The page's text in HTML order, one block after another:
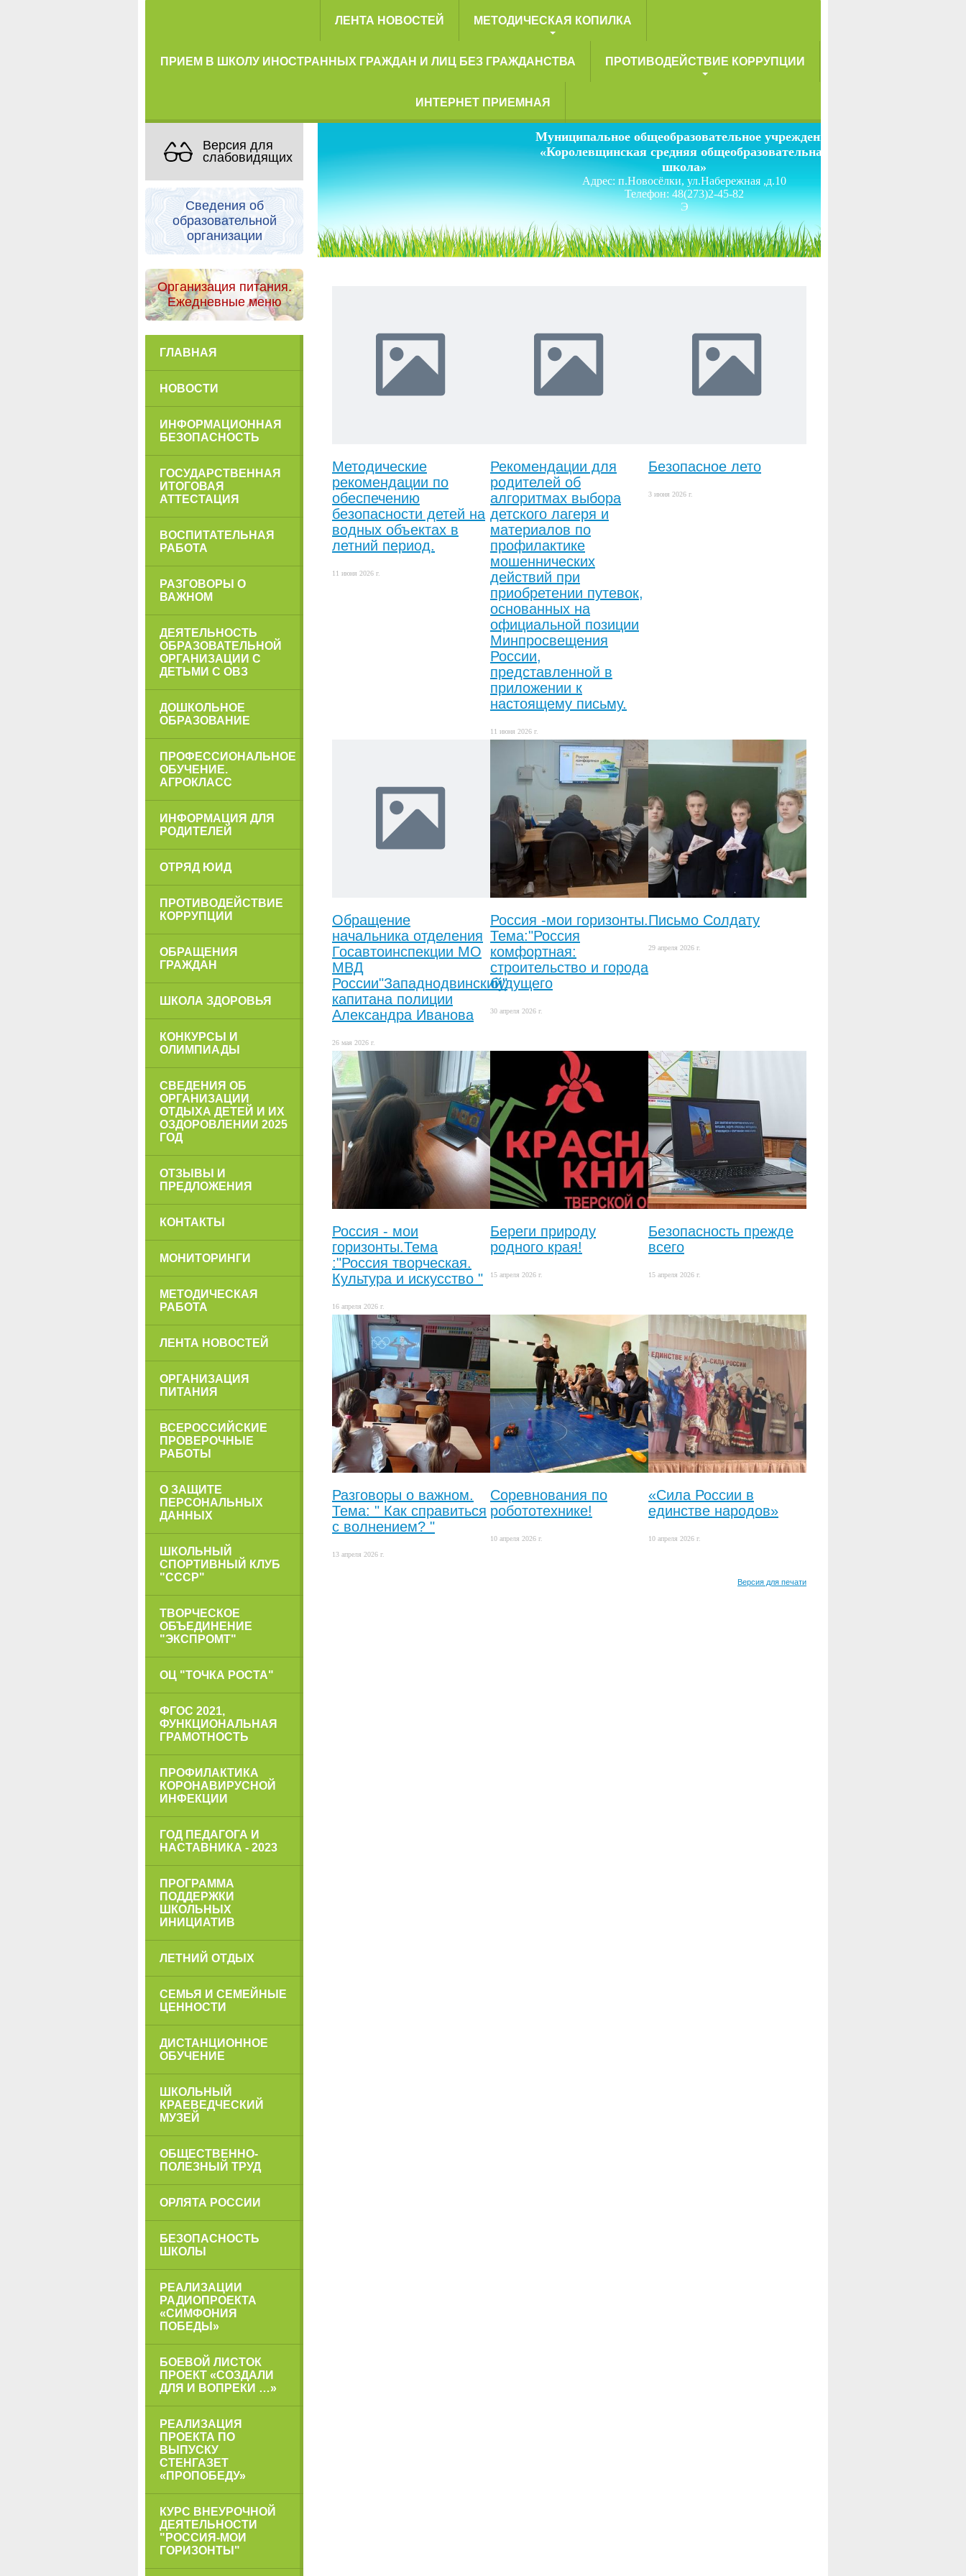
ЛЕНТА НОВОСТЕЙ МЕТОДИЧЕСКАЯ КОПИЛКА
ПРИЕМ В ШКОЛУ ИНОСТРАННЫХ ГРАЖДАН И ЛИЦ БЕЗ ГРАЖДАНСТВА ПРОТИВОДЕЙСТВИЕ КОРРУПЦИИ
ИНТЕРНЕТ ПРИЕМНАЯ
Версия для
слабовидящих
Сведения об
образовательной
организации
Организация питания.
Ежедневные меню
ГЛАВНАЯ
НОВОСТИ
ИНФОРМАЦИОННАЯ
БЕЗОПАСНОСТЬ
ГОСУДАРСТВЕННАЯ
ИТОГОВАЯ
АТТЕСТАЦИЯ
ВОСПИТАТЕЛЬНАЯ
РАБОТА
РАЗГОВОРЫ О
ВАЖНОМ
ДЕЯТЕЛЬНОСТЬ
ОБРАЗОВАТЕЛЬНОЙ
ОРГАНИЗАЦИИ С
ДЕТЬМИ С ОВЗ
ДОШКОЛЬНОЕ
ОБРАЗОВАНИЕ
ПРОФЕССИОНАЛЬНОЕ
ОБУЧЕНИЕ.
АГРОКЛАСС
ИНФОРМАЦИЯ ДЛЯ
РОДИТЕЛЕЙ
ОТРЯД ЮИД
ПРОТИВОДЕЙСТВИЕ
КОРРУПЦИИ
ОБРАЩЕНИЯ
ГРАЖДАН
ШКОЛА ЗДОРОВЬЯ
КОНКУРСЫ И
ОЛИМПИАДЫ
СВЕДЕНИЯ ОБ
ОРГАНИЗАЦИИ
ОТДЫХА ДЕТЕЙ И ИХ
ОЗДОРОВЛЕНИИ 2025
ГОД
ОТЗЫВЫ И
ПРЕДЛОЖЕНИЯ
КОНТАКТЫ
МОНИТОРИНГИ
МЕТОДИЧЕСКАЯ
РАБОТА
ЛЕНТА НОВОСТЕЙ
ОРГАНИЗАЦИЯ
ПИТАНИЯ
ВСЕРОССИЙСКИЕ
ПРОВЕРОЧНЫЕ
РАБОТЫ
О ЗАЩИТЕ
ПЕРСОНАЛЬНЫХ
ДАННЫХ
ШКОЛЬНЫЙ
СПОРТИВНЫЙ КЛУБ
"СССР"
ТВОРЧЕСКОЕ
ОБЪЕДИНЕНИЕ
"ЭКСПРОМТ"
ОЦ "ТОЧКА РОСТА"
ФГОС 2021,
ФУНКЦИОНАЛЬНАЯ
ГРАМОТНОСТЬ
ПРОФИЛАКТИКА
КОРОНАВИРУСНОЙ
ИНФЕКЦИИ
ГОД ПЕДАГОГА И
НАСТАВНИКА - 2023
ПРОГРАММА
ПОДДЕРЖКИ
ШКОЛЬНЫХ
ИНИЦИАТИВ
ЛЕТНИЙ ОТДЫХ
СЕМЬЯ И СЕМЕЙНЫЕ
ЦЕННОСТИ
ДИСТАНЦИОННОЕ
ОБУЧЕНИЕ
ШКОЛЬНЫЙ
КРАЕВЕДЧЕСКИЙ
МУЗЕЙ
ОБЩЕСТВЕННО-
ПОЛЕЗНЫЙ ТРУД
ОРЛЯТА РОССИИ
БЕЗОПАСНОСТЬ
ШКОЛЫ
РЕАЛИЗАЦИИ
РАДИОПРОЕКТА
«СИМФОНИЯ
ПОБЕДЫ»
БОЕВОЙ ЛИСТОК
ПРОЕКТ «СОЗДАЛИ
ДЛЯ И ВОПРЕКИ …»
РЕАЛИЗАЦИЯ
ПРОЕКТА ПО
ВЫПУСКУ
СТЕНГАЗЕТ
«ПРОПОБЕДУ»
КУРС ВНЕУРОЧНОЙ
ДЕЯТЕЛЬНОСТИ
"РОССИЯ-МОИ
ГОРИЗОНТЫ"
Муниципальное общеобразовательное учреждение
«Королевщинская средняя общеобразовательная
школа»
Адрес: п.Новосёлки, ул.Набережная ,д.10
Телефон: 48(273)2-45-82
Э
Методические
рекомендации по
обеспечению
безопасности детей на
водных объектах в
летний период.
11 июня 2026 г.
Рекомендации для
родителей об
алгоритмах выбора
детского лагеря и
материалов по
профилактике
мошеннических
действий при
приобретении путевок,
основанных на
официальной позиции
Минпросвещения
России,
представленной в
приложении к
настоящему письму.
11 июня 2026 г.
Безопасное лето
3 июня 2026 г.
Обращение
начальника отделения
Госавтоинспекции МО
МВД
России"Западнодвинский"
капитана полиции
Александра Иванова
26 мая 2026 г.
Россия -мои горизонты.
Тема:"Россия
комфортная:
строительство и города
будущего
30 апреля 2026 г.
Письмо Солдату
29 апреля 2026 г.
Россия - мои
горизонты.Тема
:"Россия творческая.
Культура и искусство "
16 апреля 2026 г.
Береги природу
родного края!
15 апреля 2026 г.
Безопасность прежде
всего
15 апреля 2026 г.
Разговоры о важном.
Тема: " Как справиться
с волнением? "
13 апреля 2026 г.
Соревнования по
робототехнике!
10 апреля 2026 г.
«Сила России в
единстве народов»
10 апреля 2026 г.
Версия для печати